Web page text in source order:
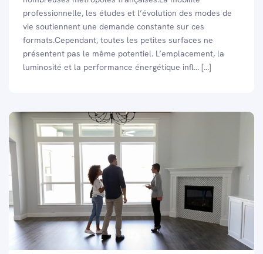
professionnelle, les études et l’évolution des modes de
vie soutiennent une demande constante sur ces
formats.Cependant, toutes les petites surfaces ne
présentent pas le même potentiel. L’emplacement, la
luminosité et la performance énergétique infl... [...]